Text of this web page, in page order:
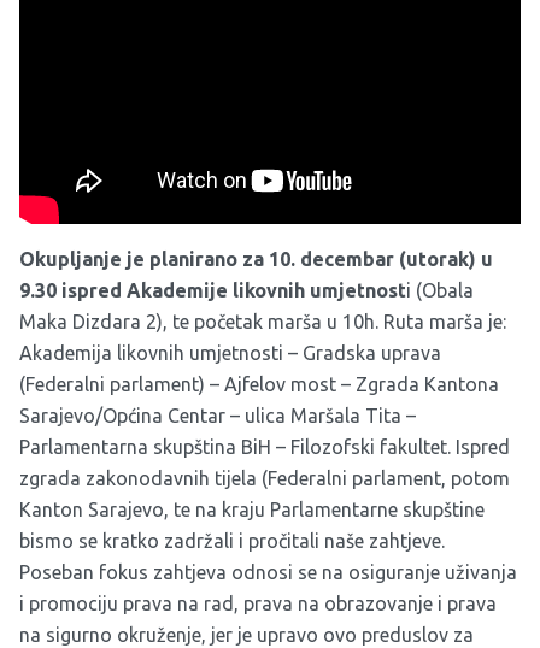
Okupljanje je planirano za 10. decembar (utorak) u
9.30 ispred Akademije likovnih umjetnosti (Obala
Maka Dizdara 2), te početak marša u 10h. Ruta marša je:
Akademija likovnih umjetnosti – Gradska uprava
(Federalni parlament) – Ajfelov most – Zgrada Kantona
Sarajevo/Općina Centar – ulica Maršala Tita –
Parlamentarna skupština BiH – Filozofski fakultet. Ispred
zgrada zakonodavnih tijela (Federalni parlament, potom
Kanton Sarajevo, te na kraju Parlamentarne skupštine
bismo se kratko zadržali i pročitali naše zahtjeve.
Poseban fokus zahtjeva odnosi se na osiguranje uživanja
i promociju prava na rad, prava na obrazovanje i prava
na sigurno okruženje, jer je upravo ovo preduslov za